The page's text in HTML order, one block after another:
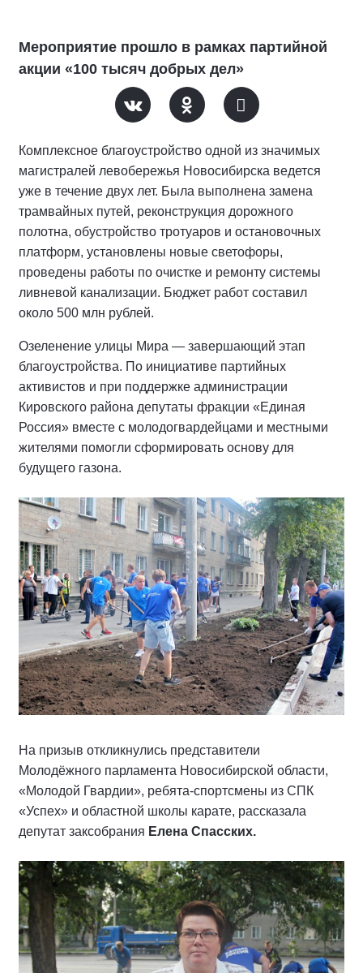
Мероприятие прошло в рамках партийной
акции «100 тысяч добрых дел»
Комплексное благоустройство одной из значимых
магистралей левобережья Новосибирска ведется
уже в течение двух лет. Была выполнена замена
трамвайных путей, реконструкция дорожного
полотна, обустройство тротуаров и остановочных
платформ, установлены новые светофоры,
проведены работы по очистке и ремонту системы
ливневой канализации. Бюджет работ составил
около 500 млн рублей.
Озеленение улицы Мира — завершающий этап
благоустройства. По инициативе партийных
активистов и при поддержке администрации
Кировского района депутаты фракции «Единая
Россия» вместе с молодогвардейцами и местными
жителями помогли сформировать основу для
будущего газона.
На призыв откликнулись представители
Молодёжного парламента Новосибирской области,
«Молодой Гвардии», ребята-спортсмены из СПК
«Успех» и областной школы карате, рассказала
депутат заксобрания Елена Спасских.